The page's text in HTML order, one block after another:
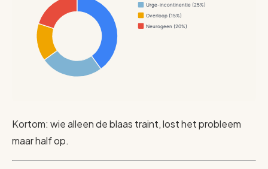
Urge-incontinentie (25%)
Overloop (15%)
Neurogeen (20%)
Kortom: wie alleen de blaas traint, lost het probleem
maar half op.